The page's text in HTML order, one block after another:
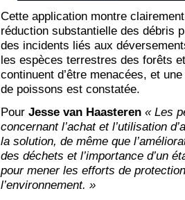
Cette application montre
réduction substantielle des débris
des incidents liés aux
les espèces terrestres des forêts
continuent d’être menacées, et
de poissons est constatée.
Pour Jesse van Haasteren « Les
concernant l’achat et l’utilisation
la solution, de même que
des déchets et l’importance d’un
pour mener les efforts de
l’environnement. »